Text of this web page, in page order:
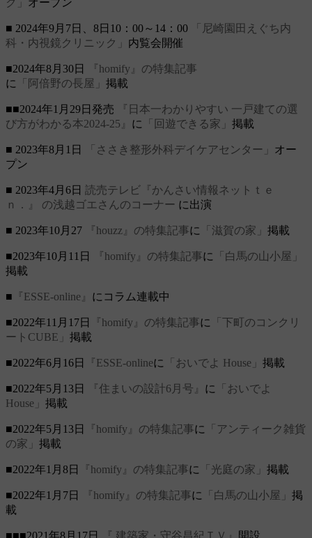
■ 2024年9月7日、8日10：00～14：00
「尼崎園田えぐち内
科・内視鏡クリニック」 内覧会開催
■2024年8月30日
『homify』の特集記事
に
「阿倍野の長屋」 掲載
■■2024年1月29日発売
『日本一わかりやすい 一戸建ての選
び方がわかる本2024-25』 に 「回遊できる家」 掲載
■ 2023年8月1日 「ささき整形外科デイケアセンター」 オー
プン
■ 2023年4月6日 読売テレビ『かんさい情報ネットｔｅ
ｎ．』 の浅越ゴエさんのコーナー に出演
■ 2023年10月27 『houzz』の特集記事に 「滋賀の家」 掲載
■2023年10月11日 『homify』の特集記事に
「白馬の山小屋」
掲載
■ 『ESSE-online』 にコラム連載中
■2022年11月17日 『homify』の特集記事に
「下町のコンクリ
ートCUBE」 掲載
■2022年6月16日 『ESSE-onlineに 「おいでよ House」 掲載
■2022年5月13日 『住まいの設計6月号』 に
「おいでよ
House」 掲載
■2022年5月13日 『homify』の特集記事に
「アンティーク雑貨
の家」 掲載
■2022年1月8日 『homify』の特集記事に 「光庭の家」 掲載
■2022年1月7日 『homify』の特集記事に 「白馬の山小屋」 掲
載
■■■2021年8月17日 『 建築家・守谷昌紀ＴＶ』 開設